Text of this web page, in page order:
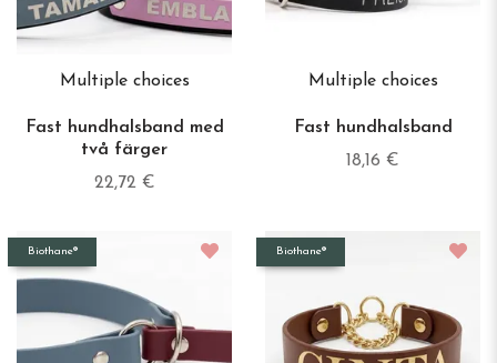
Multiple choices
Fast hundhalsband med
två färger
22,72 €
Multiple choices
Fast hundhalsband
18,16 €
Biothane® Biothane®